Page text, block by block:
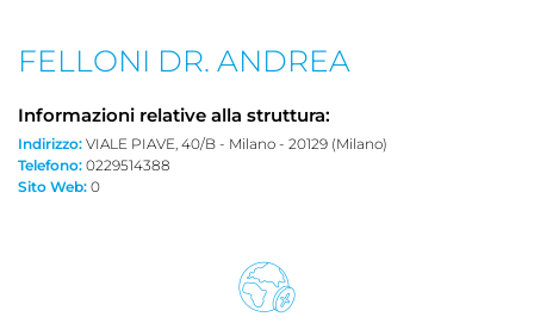
FELLONI DR. ANDREA
Informazioni relative alla struttura:
Indirizzo: VIALE PIAVE, 40/B - Milano - 20129 (Milano)
Telefono: 0229514388
Sito Web: 0